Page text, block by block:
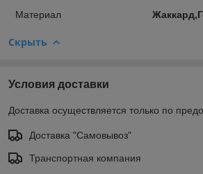
Материал
Скрыть
Условия доставки
Доставка осуществляется только по
Доставка "Самовывоз"
Транспортная компания